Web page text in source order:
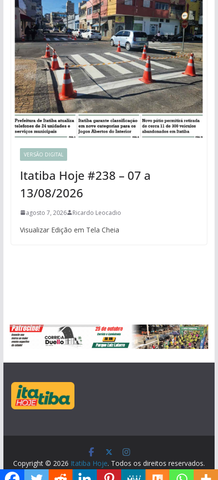
VERSÃO DIGITAL
Itatiba Hoje #238 – 07 a
13/08/2026
agosto 7, 2026 Ricardo Leocadio
Visualizar Edição em Tela Cheia
Copyright © 2026 Itatiba Hoje. Todos os direitos reservados.
Tema:ColorMag por ThemeGrill. Powered by WordPress